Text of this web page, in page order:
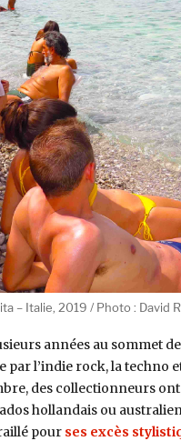
– Italie, 2019 / Photo : David
années au sommet
par l’indie rock, la techno
des collectionneurs
hollandais ou
pour ses excès